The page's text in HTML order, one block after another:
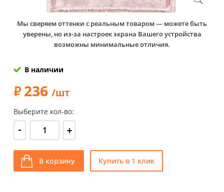
Мы сверяем оттенки с реальным товаром — можете быть
уверены, но из-за настроек экрана Вашего устройства
возможны минимальные отличия.
В наличии
236 /шт
Выберите кол-во:
- +
В корзину Купить в 1 клик